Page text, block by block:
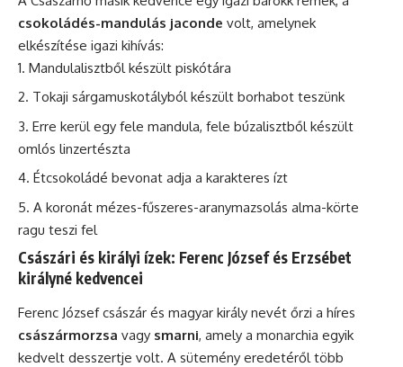
csokoládés-mandulás jaconde volt, amelynek
elkészítése igazi kihívás:
Mandulalisztből készült piskótára
Tokaji sárgamuskotályból készült borhabot teszünk
Erre kerül egy fele mandula, fele búzalisztből készült
omlós linzertészta
Étcsokoládé bevonat adja a karakteres ízt
A koronát mézes-fűszeres-aranymazsolás alma-körte
ragu teszi fel
Császári és királyi ízek: Ferenc József és Erzsébet
királyné kedvencei
Ferenc József császár és magyar király nevét őrzi a híres
császármorzsa vagy smarni, amely a monarchia egyik
kedvelt desszertje volt. A sütemény eredetéről több